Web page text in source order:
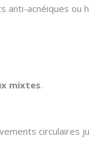
anti-acnéiques ou
mixtes.
circulaires